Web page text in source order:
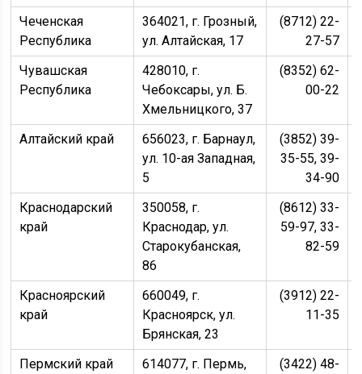
Чеченская
Республика
364021, г. Грозный,
ул. Алтайская, 17
(8712) 22-
27-57
Чувашская
Республика
428010, г.
Чебоксары, ул. Б.
Хмельницкого, 37
(8352) 62-
00-22
Алтайский край
656023, г. Барнаул,
ул. 10-ая Западная,
5
(3852) 39-
35-55, 39-
34-90
Краснодарский
край
350058, г.
Краснодар, ул.
Старокубанская,
86
(8612) 33-
59-97, 33-
82-59
Красноярский
край
660049, г.
Красноярск, ул.
Брянская, 23
(3912) 22-
11-35
Пермский край
614077, г. Пермь,
(3422) 48-